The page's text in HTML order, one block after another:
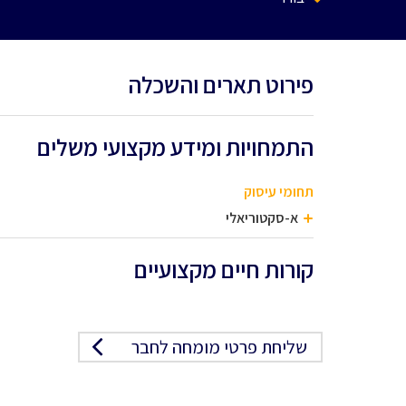
פירוט תארים והשכלה
התמחויות ומידע מקצועי משלים
תחומי עיסוק
א-סקטוריאלי
קורות חיים מקצועיים
שליחת פרטי מומחה לחבר